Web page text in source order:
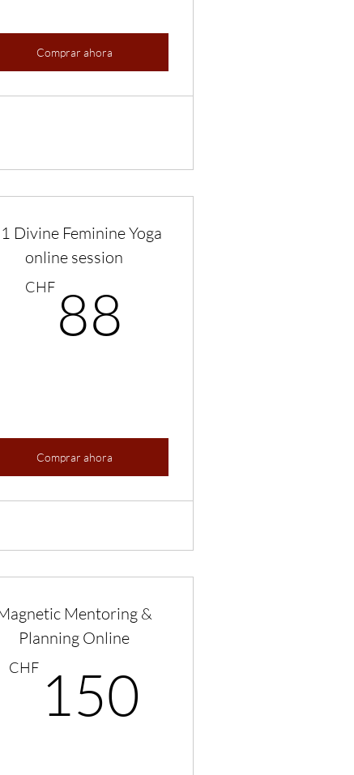
Comprar ahora
Divine Feminine Yoga
online session
CHF 88
Comprar ahora
Mentoring &
Planning Online
CHF 150